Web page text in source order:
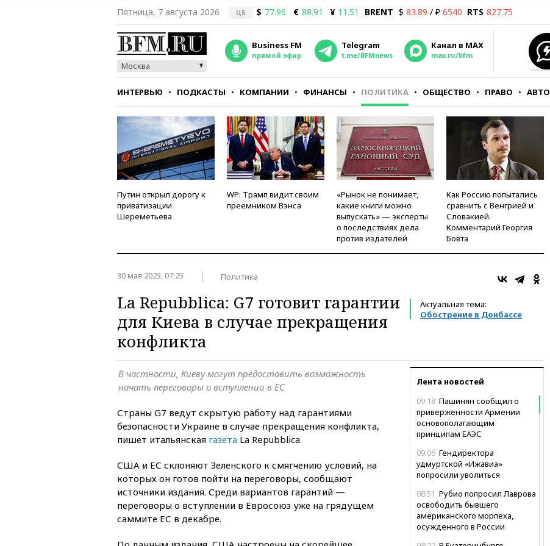
Пятница, 7 августа 2026 ЦБ $ 77.96 € 88.91 ¥ 11.51 BRENT $ 83.89 / ₽ 6540 RTS 827.75
Москва
Business FM
прямой эфир
Telegram
t.me/BFMnews
Канал в MAX
max.ru/bfm
ИНТЕРВЬЮ ПОДКАСТЫ КОМПАНИИ ФИНАНСЫ ПОЛИТИКА ОБЩЕСТВО ПРАВО АВТО
СТИЛЬ ТЕСТЫ
Путин открыл дорогу к
приватизации
Шереметьева
WP: Трамп видит своим
преемником Вэнса
«Рынок не понимает,
какие книги можно
выпускать» — эксперты
о последствиях дела
против издателей
Как Россию попытались
сравнить с Венгрией и
Словакией.
Комментарий Георгия
Бовта
30 мая 2023, 07:25 Политика
Актуальная тема:
Обострение в Донбассе
La Repubblica: G7 готовит гарантии
для Киева в случае прекращения
конфликта
Лента новостей
09:18 Пашинян сообщил о
приверженности Армении
основополагающим
принципам ЕАЭС
09:06 Гендиректора
удмуртской «Ижавиа»
попросили уволиться
08:51 Рубио попросил Лаврова
освободить бывшего
американского морпеха,
осужденного в России
В частности, Киеву могут предоставить возможность
начать переговоры о вступлении в ЕС
Страны G7 ведут скрытую работу над гарантиями
безопасности Украине в случае прекращения конфликта,
пишет итальянская газета La Repubblica.
США и ЕС склоняют Зеленского к смягчению условий, на
которых он готов пойти на переговоры, сообщают
источники издания. Среди вариантов гарантий —
переговоры о вступлении в Евросоюз уже на грядущем
саммите ЕС в декабре.